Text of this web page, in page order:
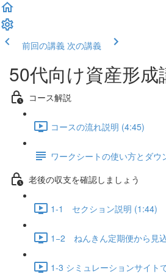
前回の講義 次の講義
50代向け資産形成
コース解説
コースの流れ説明 (4:45)
ワークシートの使い方とダウ
老後の収支を確認しましょう
1-1 セクション説明 (1:44)
1−2 ねんきん定期便から見
1-3 シミュレーションサイト